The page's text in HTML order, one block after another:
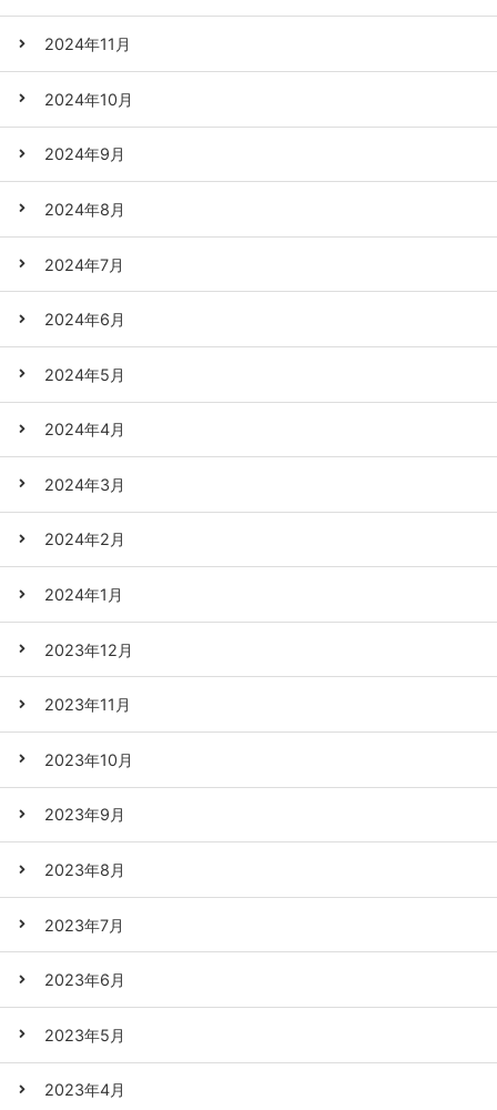
2024年11月
2024年10月
2024年9月
2024年8月
2024年7月
2024年6月
2024年5月
2024年4月
2024年3月
2024年2月
2024年1月
2023年12月
2023年11月
2023年10月
2023年9月
2023年8月
2023年7月
2023年6月
2023年5月
2023年4月